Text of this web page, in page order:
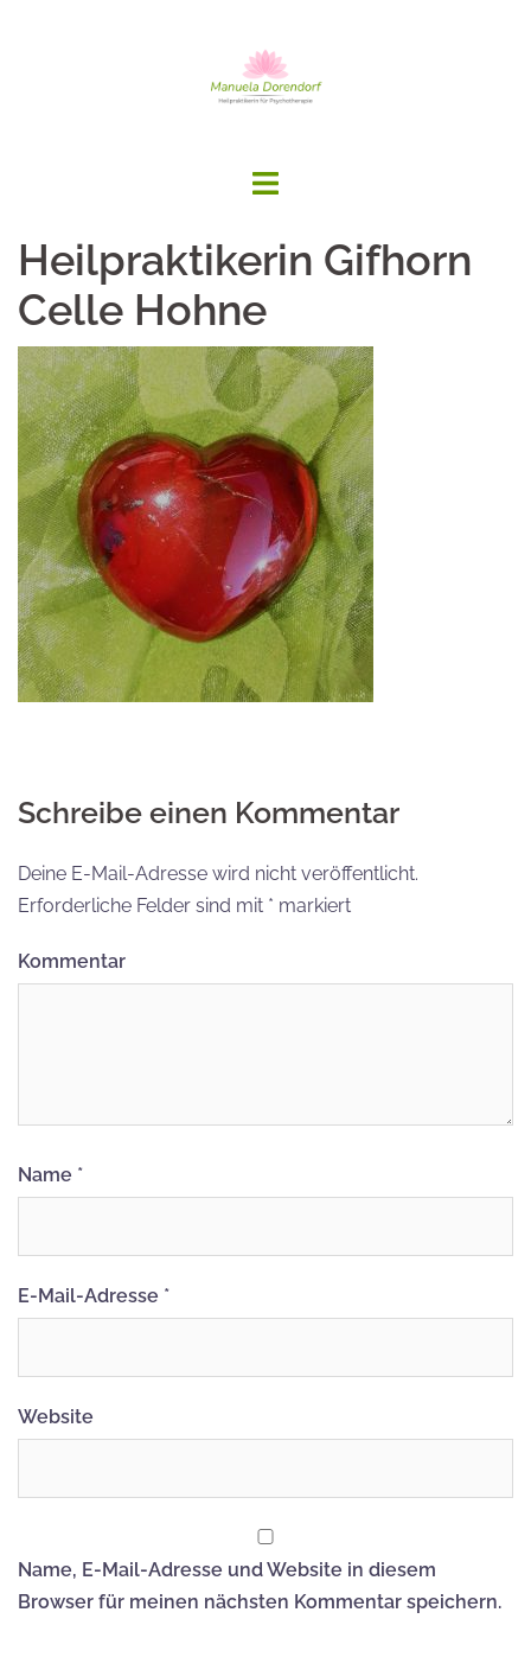
Heilpraktikerin Gifhorn
Celle Hohne
Schreibe einen Kommentar
Deine E-Mail-Adresse wird nicht veröffentlicht.
Erforderliche Felder sind mit * markiert
Kommentar
Name *
E-Mail-Adresse *
Website
Name, E-Mail-Adresse und Website in diesem
Browser für meinen nächsten Kommentar speichern.